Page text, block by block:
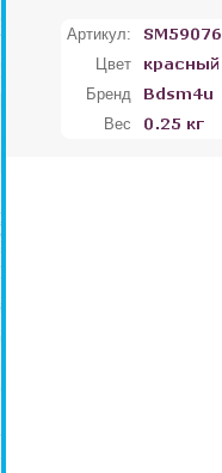
Артикул:
Цвет
Бренд
Вес